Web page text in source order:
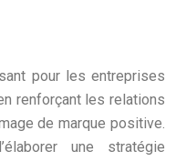
pour les entreprises
renforçant les relations
de marque positive.
une stratégie